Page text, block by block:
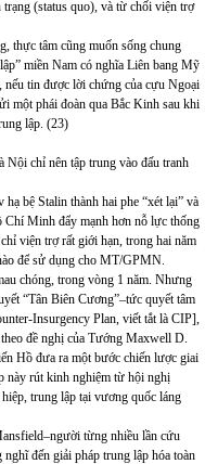
(status quo), và từ chối viện trợ
thực tâm cũng muốn sống chung
miền Nam có nghĩa Liên bang Mỹ
nếu tin được lời chứng của cựu Ngoại
một phái đoàn qua Bắc Kinh sau khi
lập. (23)
chỉ nên tập trung vào đấu tranh
bệ Stalin thành hai phe “xét lại” và
Chí Minh đẩy mạnh hơn nỗ lực thống
viện trợ rất giới hạn, trong hai năm
để sử dụng cho MT/GPMN.
chóng, trong vòng 1 năm. Nhưng
“Tân Biên Cương”–tức quyết tâm
Insurgency Plan, viết tắt là CIP],
đề nghị của Tướng Maxwell D.
Hồ đưa ra một bước chiến lược giai
này rút kinh nghiệm từ hội nghị
trung lập tại vương quốc láng
từng nhiều lần cứu
đến giải pháp trung lập hóa toàn